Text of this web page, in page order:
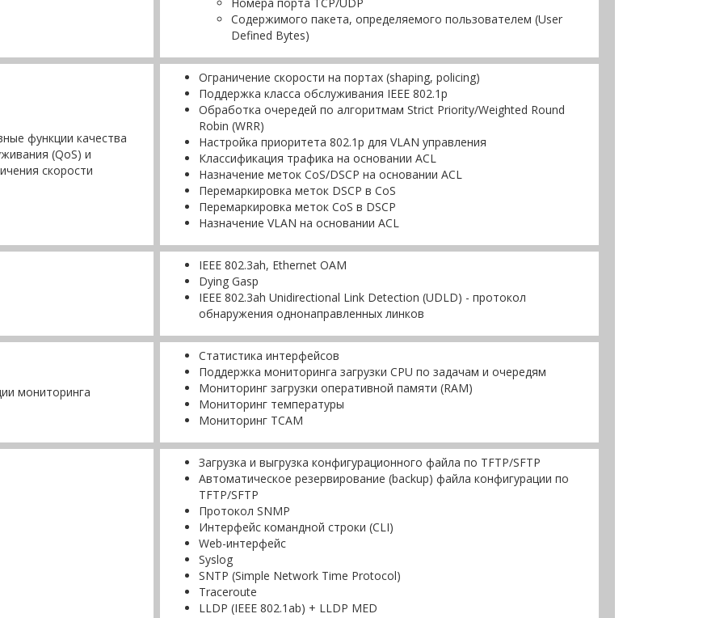
Содержимого пакета, определяемого пользователем (User
Defined Bytes)
функции качества
(QoS) и
скорости
Ограничение скорости на портах (shaping, policing)
Поддержка класса обслуживания IEEE 802.1p
Обработка очередей по алгоритмам Strict Priority/Weighted Round
Robin (WRR)
Настройка приоритета 802.1p для VLAN управления
Классификация трафика на основании ACL
Назначение меток CoS/DSCP на основании ACL
Перемаркировка меток DSCP в CoS
Перемаркировка меток CoS в DSCP
Назначение VLAN на основании ACL
IEEE 802.3ah, Ethernet OAM
Dying Gasp
IEEE 802.3ah Unidirectional Link Detection (UDLD) - протокол
обнаружения однонаправленных линков
мониторинга
Статистика интерфейсов
Поддержка мониторинга загрузки CPU по задачам и очередям
Мониторинг загрузки оперативной памяти (RAM)
Мониторинг температуры
Мониторинг TCAM
Загрузка и выгрузка конфигурационного файла по TFTP/SFTP
Автоматическое резервирование (backup) файла конфигурации по
TFTP/SFTP
Протокол SNMP
Интерфейс командной строки (CLI)
Web-интерфейс
Syslog
SNTP (Simple Network Time Protocol)
Traceroute
LLDP (IEEE 802.1ab) + LLDP MED